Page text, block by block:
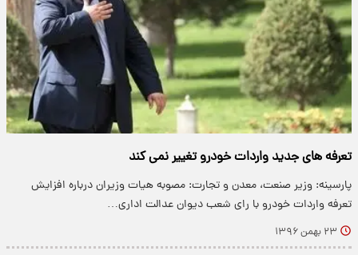
تعرفه های جدید واردات خودرو تغییر نمی کند
پارسینه: وزیر صنعت، معدن و تجارت: مصوبه هیات وزیران درباره افزایش
تعرفه واردات خودرو با رای شعب دیوان عدالت اداری…
۲۳ بهمن ۱۳۹۶